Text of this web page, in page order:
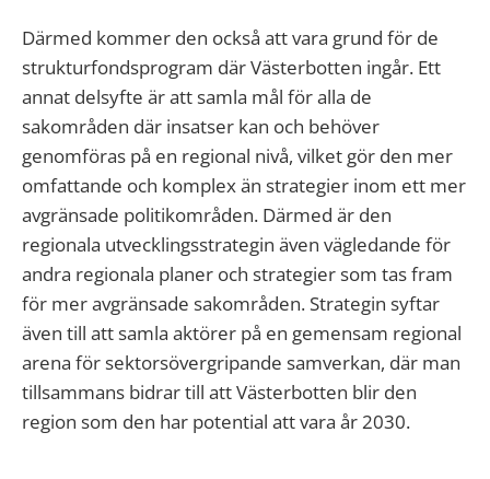
Därmed kommer den också att vara grund för de
strukturfondsprogram där Västerbotten ingår. Ett
annat delsyfte är att samla mål för alla de
sakområden där insatser kan och behöver
genomföras på en regional nivå, vilket gör den mer
omfattande och komplex än strategier inom ett mer
avgränsade politikområden. Därmed är den
regionala utvecklingsstrategin även vägledande för
andra regionala planer och strategier som tas fram
för mer avgränsade sakområden. Strategin syftar
även till att samla aktörer på en gemensam regional
arena för sektorsövergripande samverkan, där man
tillsammans bidrar till att Västerbotten blir den
region som den har potential att vara år 2030.